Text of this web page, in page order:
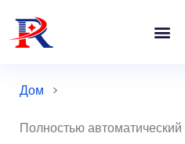
Дом >
Полностью